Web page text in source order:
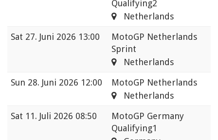
Qualifying2
Netherlands
Sat 27. Juni 2026 13:00
MotoGP Netherlands
Sprint
Netherlands
Sun 28. Juni 2026 12:00
MotoGP Netherlands
Netherlands
Sat 11. Juli 2026 08:50
MotoGP Germany
Qualifying1